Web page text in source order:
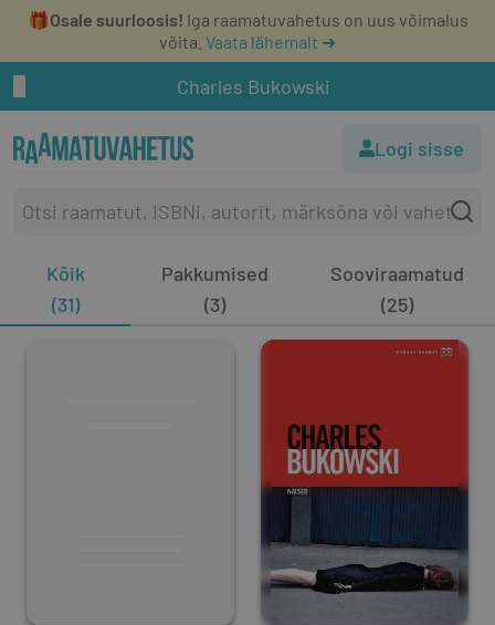
🎁Osale suurloosis! Iga raamatuvahetus on uus võimalus
võita. Vaata lähemalt ➔
Charles Bukowski
Logi sisse
Kõik
(31)
Pakkumised
(3)
Sooviraamatud
(25)